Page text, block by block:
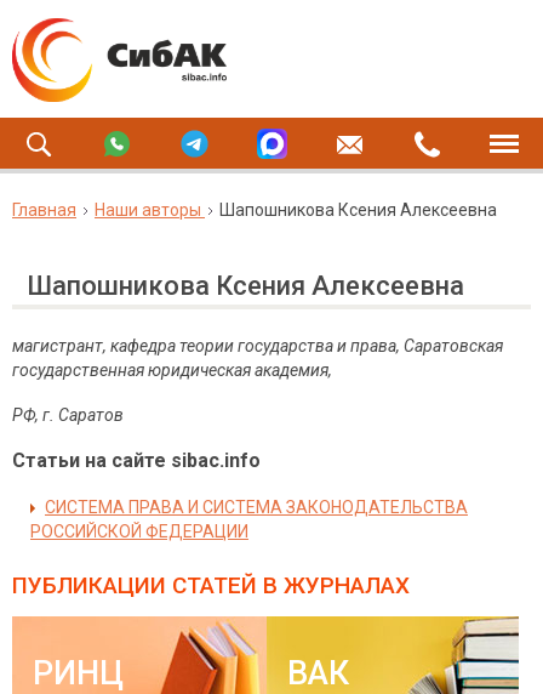
Главная Наши авторы Шапошникова Ксения Алексеевна
Шапошникова Ксения Алексеевна
магистрант, кафедра теории государства и права, Саратовская
государственная юридическая академия,
РФ, г. Саратов
Статьи на сайте sibac.info
СИСТЕМА ПРАВА И СИСТЕМА ЗАКОНОДАТЕЛЬСТВА
РОССИЙСКОЙ ФЕДЕРАЦИИ
ПУБЛИКАЦИИ СТАТЕЙ В ЖУРНАЛАХ
РИНЦ ВАК